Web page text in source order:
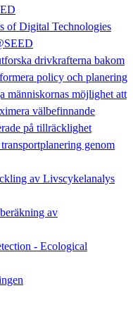
of Digital Technologies
drivkrafterna bakom
policy och planering
människornas möjlighet att
välbefinnande
på tillräcklighet
genom
av Livscykelanalys
av
- Ecological